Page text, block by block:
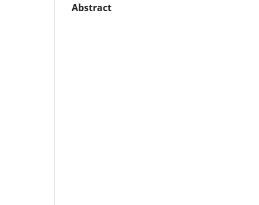
Abstract